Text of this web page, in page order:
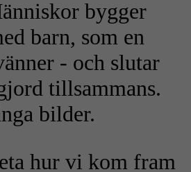
bygger
barn, som en
- och slutar
tillsammans.
bilder.
hur vi kom fram